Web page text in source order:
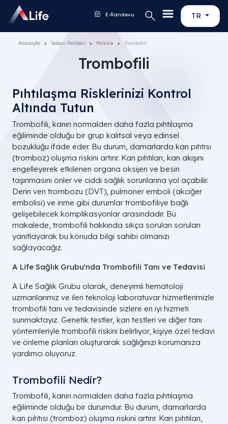
TR
E-Randevu
Anasayfa Tedavi Rehberi Makale Trombofili
Trombofili
Pıhtılaşma Risklerinizi Kontrol
Altında Tutun
Trombofili, kanın normalden daha fazla pıhtılaşma
eğiliminde olduğu bir grup kalıtsal veya edinsel
bozukluğu ifade eder. Bu durum, damarlarda kan pıhtısı
(tromboz) oluşma riskini artırır. Kan pıhtıları, kan akışını
engelleyerek etkilenen organa oksijen ve besin
taşınmasını önler ve ciddi sağlık sorunlarına yol açabilir.
Derin ven trombozu (DVT), pulmoner emboli (akciğer
embolisi) ve inme gibi durumlar trombofiliye bağlı
gelişebilecek komplikasyonlar arasındadır. Bu
makalede, trombofili hakkında sıkça sorulan soruları
yanıtlayarak bu konuda bilgi sahibi olmanızı
sağlayacağız.
A Life Sağlık Grubu'nda Trombofili Tanı ve Tedavisi
A Life Sağlık Grubu olarak, deneyimli hematoloji
uzmanlarımız ve ileri teknoloji laboratuvar hizmetlerimizle
trombofili tanı ve tedavisinde sizlere en iyi hizmeti
sunmaktayız. Genetik testler, kan testleri ve diğer tanı
yöntemleriyle trombofili riskini belirliyor, kişiye özel tedavi
ve önleme planları oluşturarak sağlığınızı korumanıza
yardımcı oluyoruz.
Trombofili Nedir?
Trombofili, kanın normalden daha fazla pıhtılaşma
eğiliminde olduğu bir durumdur. Bu durum, damarlarda
kan pıhtısı (tromboz) oluşma riskini artırır. Kan pıhtıları,